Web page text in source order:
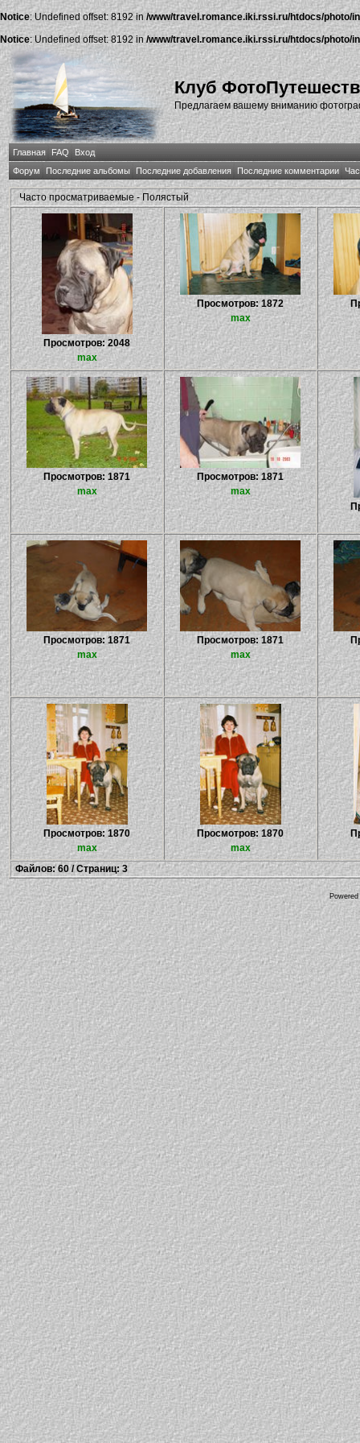
Notice: Undefined offset: 8192 in /www/travel.romance.iki.rssi.ru/htdocs/photo/
Notice: Undefined offset: 8192 in/www/travel.romance.iki.rssi.ru/htdocs/photo/
Клуб
Предлагаем вашему вниманию
Главная FAQ
Вход
Форум
Последние альбомы Последние добавления Последние комментарии
Часто просматриваемые - Полястый
Просмотров: 2048
max
Просмотров: 1872
max
Просмотров: 1871
max
Просмотров: 1871
max
Просмотров: 1871
max
Просмотров: 1871
max
Просмотров: 1870
max
Просмотров: 1870
max
Файлов: 60 / Страниц: 3